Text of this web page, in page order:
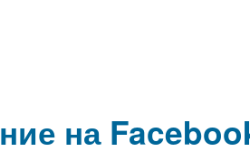
на